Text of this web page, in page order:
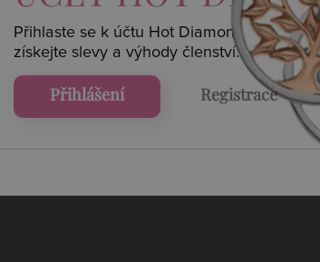
Přihlaste se k účtu Hot Diamonds a
získejte slevy a výhody členství.
Přihlášení Registrace